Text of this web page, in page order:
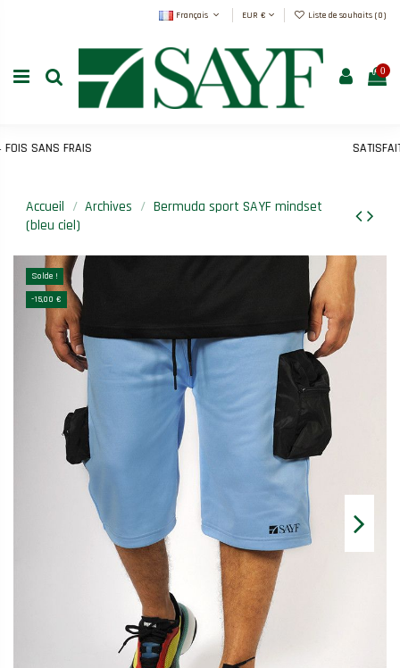
Français EUR € Liste de souhaits (0)
0
SANS FRAIS SATISFAIT
Accueil Archives
Bermuda sport SAYF mindset
(bleu ciel)
Solde !
-15,00 €